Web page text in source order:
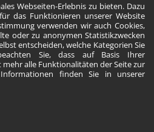
Webseiten-Erlebnis zu bieten. Dazu
das Funktionieren unserer Website
verwenden wir auch Cookies,
oder zu anonymen Statistikzwecken
entscheiden, welche Kategorien Sie
Sie, dass auf Basis Ihrer
alle Funktionalitäten der Seite zur
finden Sie in unserer